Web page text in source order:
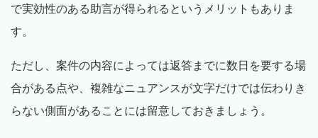
で実効性のある助言が得られるというメリットもありま
す。
ただし、案件の内容によっては返答までに数日を要する場
合がある点や、複雑なニュアンスが文字だけでは伝わりき
らない側面があることには留意しておきましょう。